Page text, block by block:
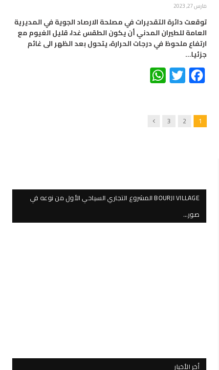
مارس 27, 2023
توقعت دائرة التقديرات في مصلحة الارصاد الجوية في المديرية
العامة للطيران المدني أن يكون الطقس غدا، قليل الغيوم مع
ارتفاع ملحوظ في درجات الحرارة، يتحول بعد الظهر الى غائم
جزئيا…
Facebook
Twitter
1
2
3
Next
BOURJI VILLAGE المشروع التجاري السياحي الأول من نوعه في
صور…
أخر الأخبار